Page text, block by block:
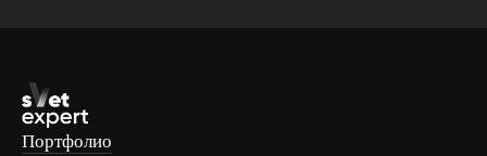
Портфолио